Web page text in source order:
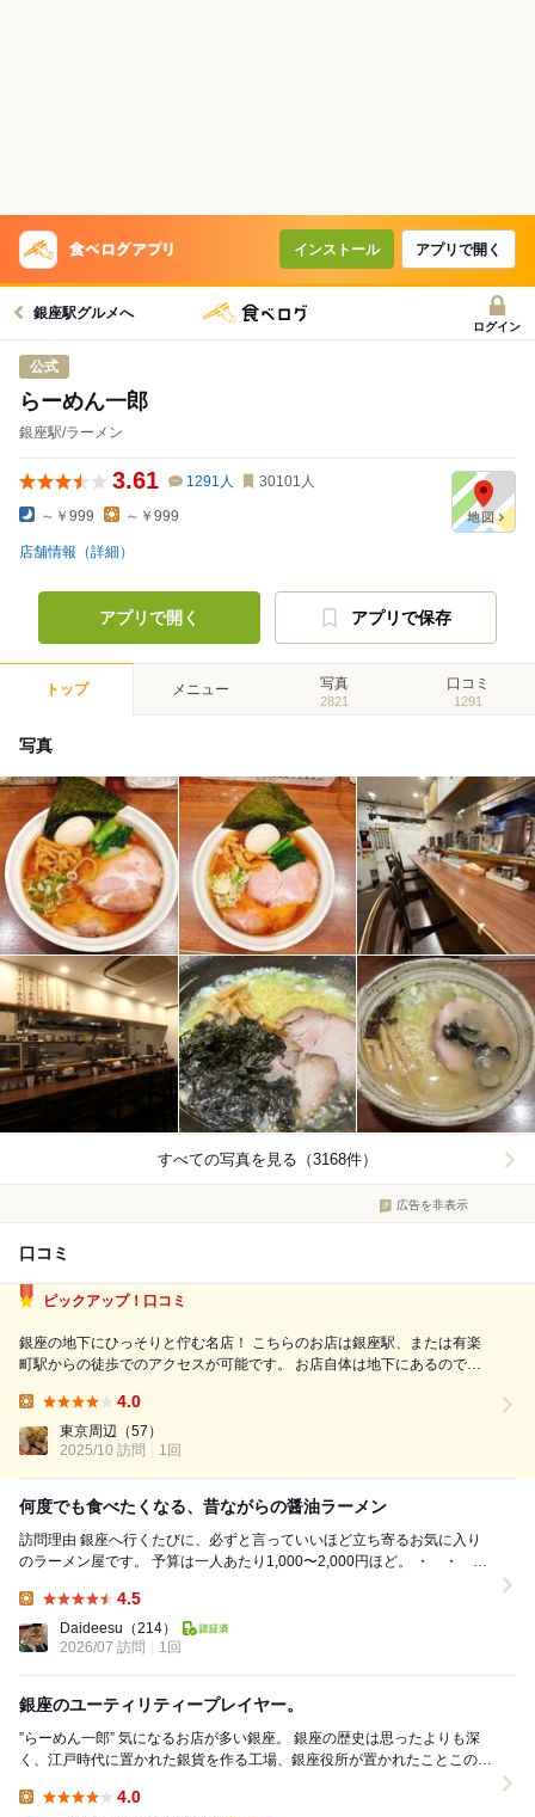
インストール アプリで開く
銀座駅グルメへ
ログイン
公式
らーめん一郎
銀座駅/ラーメン
3.61 1291 人 30101 人
～￥999 ～￥999
店舗情報（詳細）
アプリで開く アプリで保存
トップ メニュー 写真
2821
口コミ
1291
写真
すべての写真を見る（3168件）
広告を非表示
口コミ
ピックアップ！口コミ
銀座の地下にひっそりと佇む名店！ こちらのお店は銀座駅、または有楽
町駅からの徒歩でのアクセスが可能です。 お店自体は地下にあるので調
した。 今回は塩チャーシューラーメン大盛りとねぶた漬けご飯を注文。
塩ラ...
4.0
東京周辺 （57）
2025/10 訪問
1回
何度でも食べたくなる、昔ながらの醤油ラーメン
訪問理由 銀座へ行くたびに、必ずと言っていいほど立ち寄るお気に入り
のラーメン屋です。 予算は一人あたり1,000〜2,000円ほど。 ・ ・ ・
4.5
Daideesu （214）
2026/07 訪問
1回
銀座のユーティリティープレイヤー。
”らーめん一郎” 気になるお店が多い銀座。 銀座の歴史は思ったよりも深
く、江戸時代に置かれた銀貨を作る工場、銀座役所が置かれたことこの地
4.0